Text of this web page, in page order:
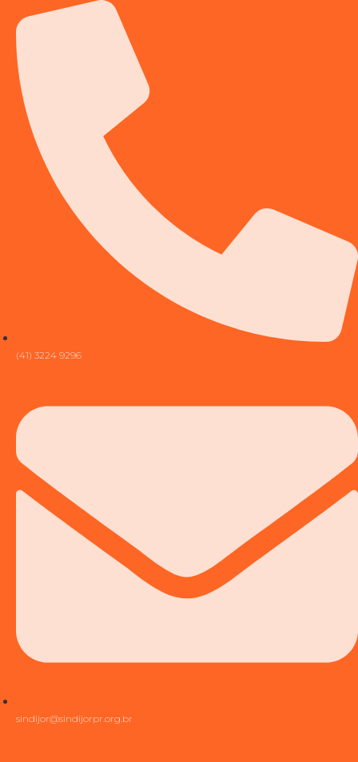
(41) 3224 9296
sindijor@sindijorpr.org.br